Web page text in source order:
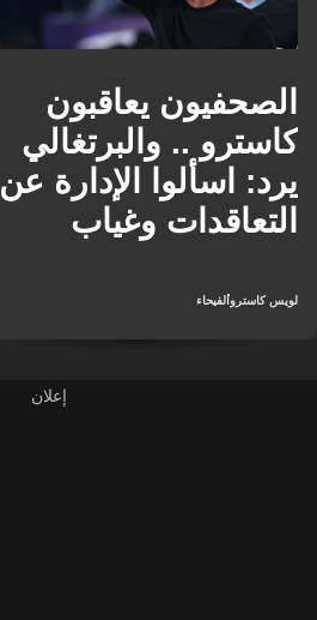
الصحفيون يعاقبون
كاسترو .. والبرتغالي
يرد: اسألوا الإدارة عن
التعاقدات وغياب
لويس كاستروالفيحاء